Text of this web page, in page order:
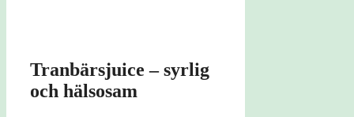
Tranbärsjuice – syrlig
och hälsosam